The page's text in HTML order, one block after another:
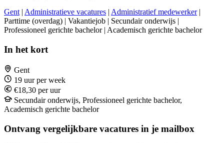
Gent | Administratieve vacatures | Administratief medewerker|
Parttime (overdag) | Vakantiejob | Secundair onderwijs |
Professioneel gerichte bachelor | Academisch gerichte bachelor
In het kort
Gent
19 uur per week
€18,30 per uur
Secundair onderwijs, Professioneel gerichte bachelor,
Academisch gerichte bachelor
Ontvang vergelijkbare vacatures in je mailbox